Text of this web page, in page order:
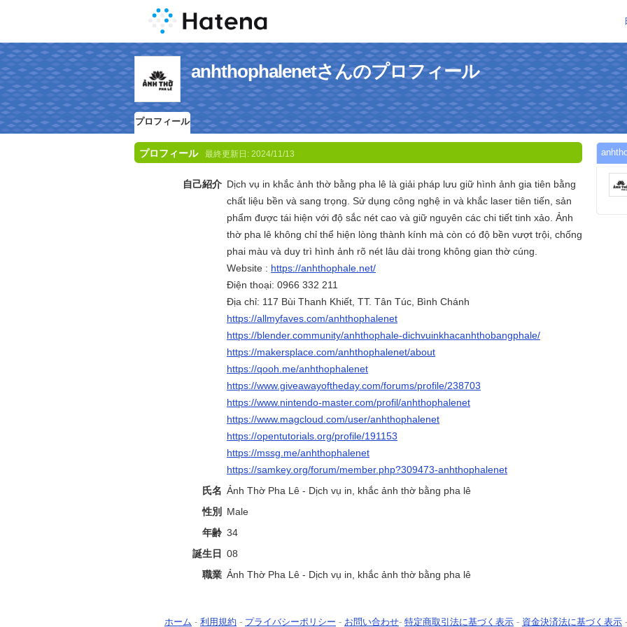
anhthophalenetさんのプロフィール
プロフィール
プロフィール 最終更新日: 2024/11/13
自己紹介 Dịch vụ in khắc ảnh thờ bằng pha lê là giải pháp lưu giữ hình ảnh gia tiên bằng
chất liệu bền và sang trọng. Sử dụng công nghệ in và khắc laser tiên tiến, sản
phẩm được tái hiện với độ sắc nét cao và giữ nguyên các chi tiết tinh xảo. Ảnh
thờ pha lê không chỉ thể hiện lòng thành kính mà còn có độ bền vượt trội, chống
phai màu và duy trì hình ảnh rõ nét lâu dài trong không gian thờ cúng.
Website : https://anhthophale.net/
Điện thoại: 0966 332 211
Địa chỉ: 117 Bùi Thanh Khiết, TT. Tân Túc, Bình Chánh
https://allmyfaves.com/anhthophalenet
https://blender.community/anhthophale-dichvuinkhacanhthobangphale/
https://makersplace.com/anhthophalenet/about
https://qooh.me/anhthophalenet
https://www.giveawayoftheday.com/forums/profile/238703
https://www.nintendo-master.com/profil/anhthophalenet
https://www.magcloud.com/user/anhthophalenet
https://opentutorials.org/profile/191153
https://mssg.me/anhthophalenet
https://samkey.org/forum/member.php?309473-anhthophalenet
氏名 Ảnh Thờ Pha Lê - Dịch vụ in, khắc ảnh thờ bằng pha lê
性別
Male
年齢 34
誕生日
08
職業 Ảnh Thờ Pha Lê - Dịch vụ in, khắc ảnh thờ bằng pha lê
ホーム - 利用規約 - プライバシーポリシー - お問い合わせ- 特定商取引法に基づく表示 - 資金決済法に基づく表示 -